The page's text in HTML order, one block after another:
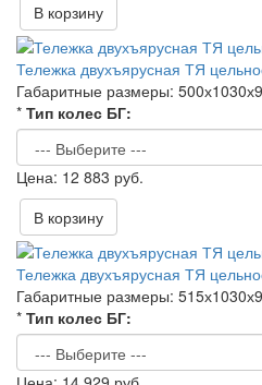
В корзину
Тележка двухъярусная ТЯ
Габаритные размеры:
* Тип колес БГ:
12 883 руб.
В корзину
Тележка двухъярусная ТЯ
Габаритные размеры:
* Тип колес БГ: